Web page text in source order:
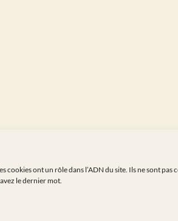
cookies ont un rôle dans l’ADN du site. Ils ne sont
le dernier mot.